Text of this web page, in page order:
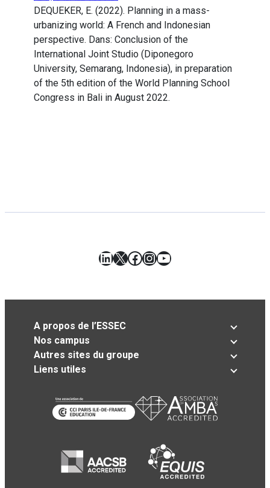
DEQUEKER, E. (2022). Planning in a mass-
urbanizing world: A French and Indonesian
perspective. Dans: Conclusion of the
International Joint Studio (Diponegoro
University, Semarang, Indonesia), in preparation
of the 5th edition of the World Planning School
Congress in Bali in August 2022.
LinkedIn
X Facebook
Instagram
YouTube
A propos de l’ESSEC
Nos campus
Autres sites du groupe
Liens utiles